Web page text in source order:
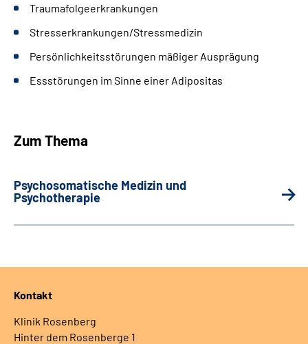
Traumafolgeerkrankungen
Stresserkrankungen/Stressmedizin
Persönlichkeitsstörungen mäßiger Ausprägung
Essstörungen im Sinne einer Adipositas
Zum Thema
Psychosomatische Medizin und
Psychotherapie
Kontakt
Klinik Rosenberg
Hinter dem Rosenberge 1